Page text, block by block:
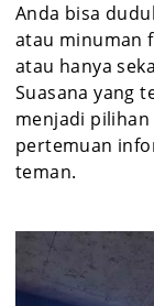
Anda bisa
atau minuman
atau hanya
Suasana yang
menjadi
pertemuan
teman.